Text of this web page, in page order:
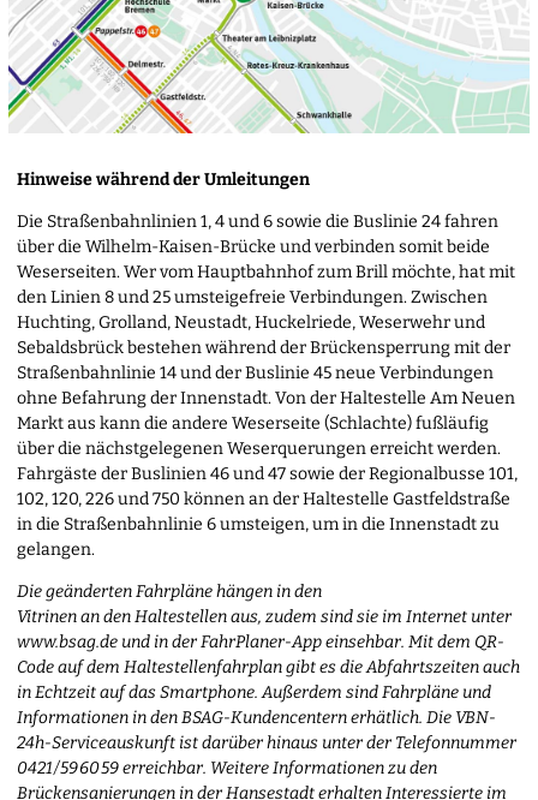
Hinweise während der Umleitungen
Die Straßenbahnlinien 1, 4 und 6 sowie die Buslinie 24 fahren
über die Wilhelm-Kaisen-Brücke und verbinden somit beide
Weserseiten. Wer vom Hauptbahnhof zum Brill möchte, hat mit
den Linien 8 und 25 umsteigefreie Verbindungen. Zwischen
Huchting, Grolland, Neustadt, Huckelriede, Weserwehr und
Sebaldsbrück bestehen während der Brückensperrung mit der
Straßenbahnlinie 14 und der Buslinie 45 neue Verbindungen
ohne Befahrung der Innenstadt. Von der Haltestelle Am Neuen
Markt aus kann die andere Weserseite (Schlachte) fußläufig
über die nächstgelegenen Weserquerungen erreicht werden.
Fahrgäste der Buslinien 46 und 47 sowie der Regionalbusse 101,
102, 120, 226 und 750 können an der Haltestelle Gastfeldstraße
in die Straßenbahnlinie 6 umsteigen, um in die Innenstadt zu
gelangen.
Die geänderten Fahrpläne hängen in den
Vitrinen an den Haltestellen aus, zudem sind sie im Internet unter
www.bsag.de und in der FahrPlaner-App einsehbar. Mit dem QR-
Code auf dem Haltestellenfahrplan gibt es die Abfahrtszeiten auch
in Echtzeit auf das Smartphone. Außerdem sind Fahrpläne und
Informationen in den BSAG-Kundencentern erhätlich. Die VBN-
24h-Serviceauskunft ist darüber hinaus unter der Telefonnummer
0421 / 59 60 59 erreichbar. Weitere Informationen zu den
Brückensanierungen in der Hansestadt erhalten Interessierte im